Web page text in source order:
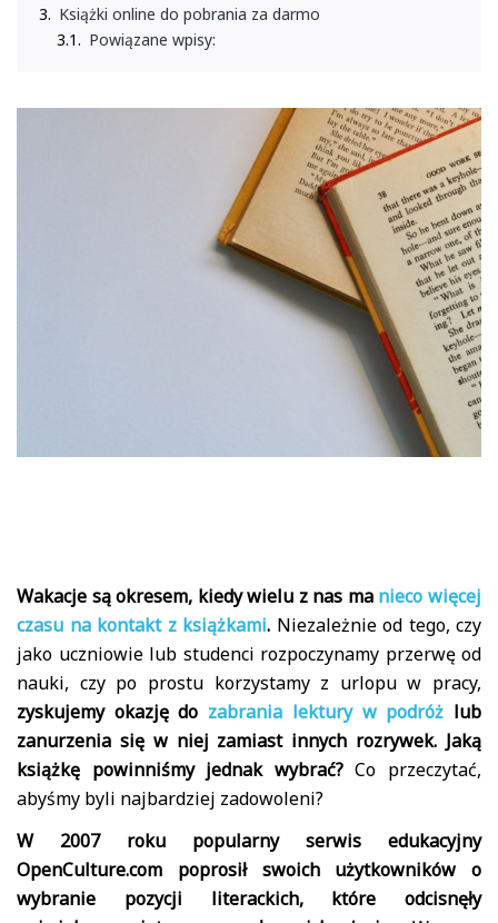
Książki online do pobrania za darmo
Powiązane wpisy:
Wakacje są okresem, kiedy wielu z nas ma nieco więcej
czasu na kontakt z książkami. Niezależnie od tego, czy
jako uczniowie lub studenci rozpoczynamy przerwę od
nauki, czy po prostu korzystamy z urlopu w pracy,
zyskujemy okazję do zabrania lektury w podróż lub
zanurzenia się w niej zamiast innych rozrywek. Jaką
książkę powinniśmy jednak wybrać?Co przeczytać,
abyśmy byli najbardziej zadowoleni?
W 2007 roku popularny serwis edukacyjny
OpenCulture.com poprosił swoich użytkowników o
wybranie pozycji literackich, które odcisnęły